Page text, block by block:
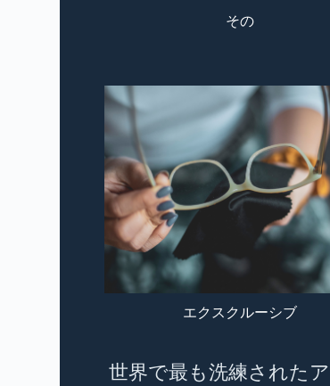
その
エクスクルーシブ
世界で最も洗練された